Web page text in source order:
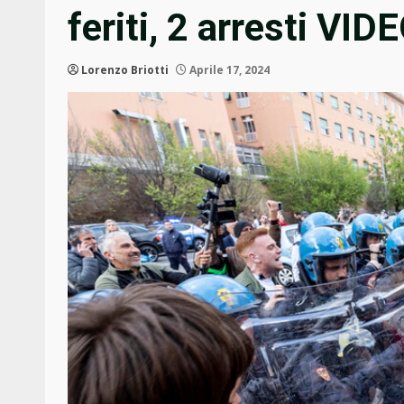
feriti, 2 arresti
Lorenzo Briotti Aprile 17, 2024